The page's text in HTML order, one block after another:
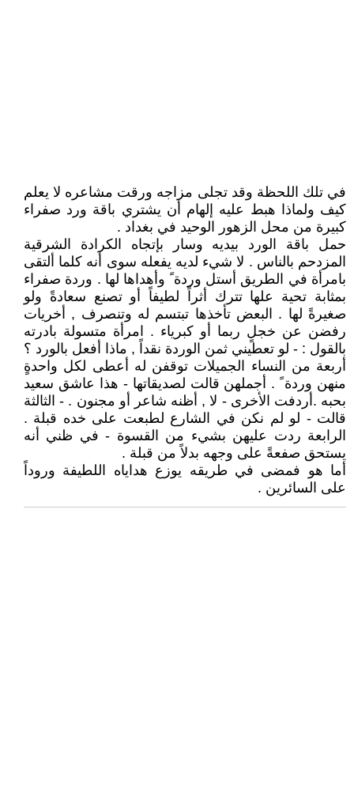
في تلك اللحظة وقد تجلى مزاجه ورقت مشاعره لا يعلم
كيف ولماذا هبط عليه إلهام أن يشتري باقة ورد صفراء
كبيرة من محل الزهور الوحيد في بغداد .
حمل باقة الورد بيديه وسار بإتجاه الكرادة الشرقية
المزدحم بالناس . لا شيء لديه يفعله سوى أنه كلما ألتقى
بامرأة في الطريق أستل وردة ً وأهداها لها . وردة صفراء
بمثابة تحية علها تترك أثراً لطيفاً أو تصنع سعادةً ولو
صغيرةً لها . البعض تأخذها تبتسم له وتنصرف , أخريات
رفضن عن خجلٍ ربما أو كبرياء . امرأة متسولة بادرته
بالقول : - لو تعطيني ثمن الوردة نقداً , ماذا أفعل بالورد ؟
أربعة من النساء الجميلات توقفن له أعطى لكل واحدةٍ
منهن وردة ً . أجملهن قالت لصديقاتها - هذا عاشق سعيد
بحبه .أردفت الأخرى - لا , أظنه شاعر أو مجنون . - الثالثة
قالت - لو لم نكن في الشارع لطبعت على خده قبلة .
الرابعة ردت عليهن بشيء من القسوة - في ظني أنه
يستحق صفعةً على وجهه بدلاً من قبلة .
أما هو فمضى في طريقه يوزع هداياه اللطيفة وروداً
على السائرين .